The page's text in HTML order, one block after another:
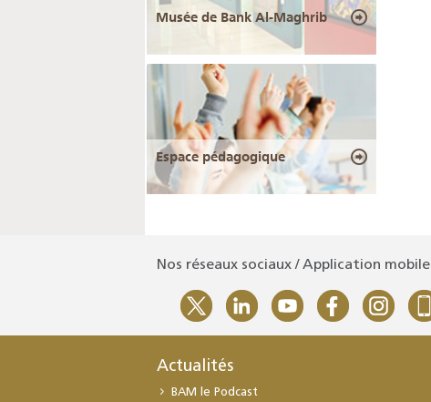
Musée de Bank Al-Maghrib
Espace pédagogique
Nos réseaux sociaux / Application mobile
Actualités
BAM le Podcast